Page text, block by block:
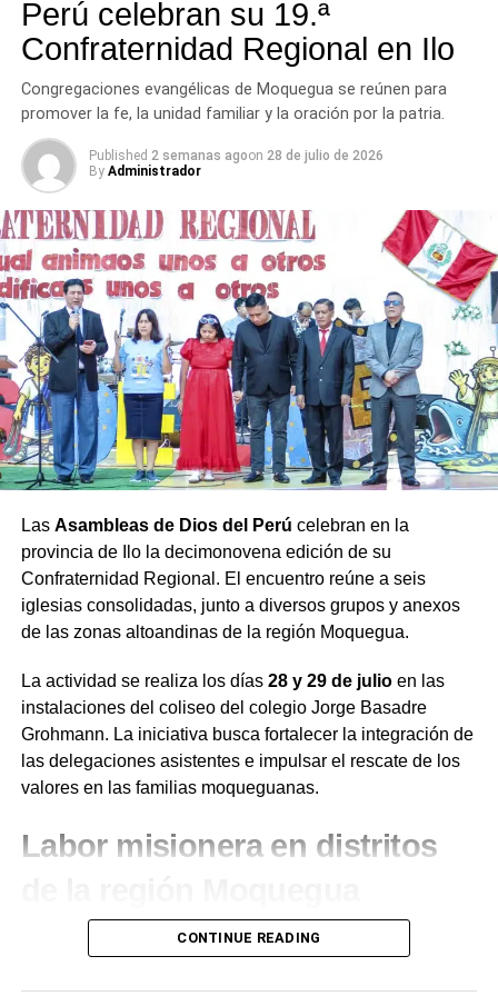
Perú celebran su 19.ª
Confraternidad Regional en Ilo
Congregaciones evangélicas de Moquegua se reúnen para
promover la fe, la unidad familiar y la oración por la patria.
Published 2 semanas agoon 28 de julio de 2026
By Administrador
Las Asambleas de Dios del Perú celebran en la
provincia de Ilo la decimonovena edición de su
Confraternidad Regional. El encuentro reúne a seis
iglesias consolidadas, junto a diversos grupos y anexos
de las zonas altoandinas de la región Moquegua.
La actividad se realiza los días 28 y 29 de julioen las
instalaciones del coliseo del colegio Jorge Basadre
Grohmann. La iniciativa busca fortalecer la integración de
las delegaciones asistentes e impulsar el rescate de los
valores en las familias moqueguanas.
Labor misionera en distritos
Durante el desarrollo de la jornada, el presidente de la
institución en la región Moquegua,Juan de Dios
Ramírez, destacó la labor de evangelización que
CONTINUE READING